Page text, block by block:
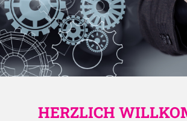
HERZLICH